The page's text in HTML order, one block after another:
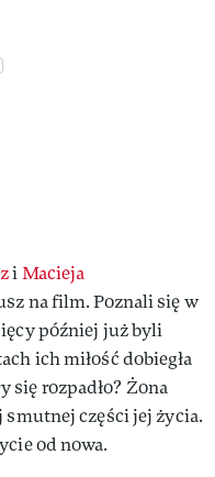
iMacieja
na film. Poznali się w
później już byli
ich miłość dobiegła
się rozpadło? Żona
części jej życia.
od nowa.